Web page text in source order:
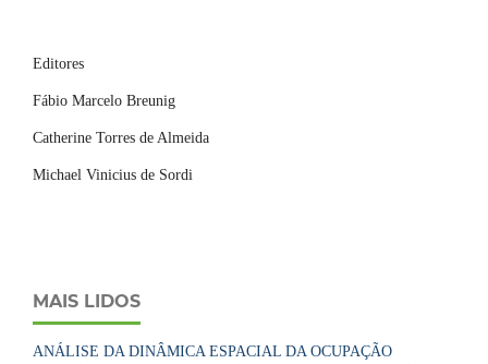
Editores
Fábio Marcelo Breunig
Catherine Torres de Almeida
Michael Vinicius de Sordi
MAIS LIDOS
ANÁLISE DA DINÂMICA ESPACIAL DA OCUPAÇÃO